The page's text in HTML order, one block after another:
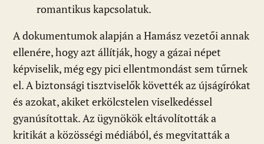
romantikus kapcsolatuk.
A dokumentumok alapján a Hamász vezetői annak
ellenére, hogy azt állítják, hogy a gázai népet
képviselik, még egy pici ellentmondást sem tűrnek
el. A biztonsági tisztviselők követték az újságírókat
és azokat, akiket erkölcstelen viselkedéssel
gyanúsítottak. Az ügynökök eltávolították a
kritikát a közösségi médiából, és megvitatták a